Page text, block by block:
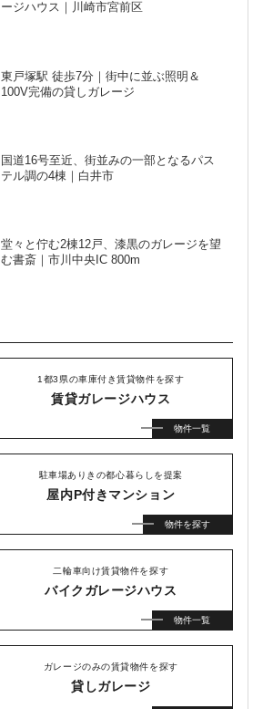
ージハウス｜川崎市宮前区
東戸塚駅 徒歩7分｜街中に並ぶ照明＆
100V完備の貸しガレージ
国道16号至近、街並みの一部となるパス
テル調の4棟｜白井市
堂々と佇む2棟12戸、漆黒のガレージを望
む書斎｜市川中央IC 800m
1都3県の車庫付き賃貸物件を探す
賃貸ガレージハウス
物件一覧
駐車場ありきの都心暮らしを提案
屋内P付きマンション
物件を探す
二輪車向け賃貸物件を探す
バイクガレージハウス
物件一覧
ガレージのみの賃貸物件を探す
貸しガレージ